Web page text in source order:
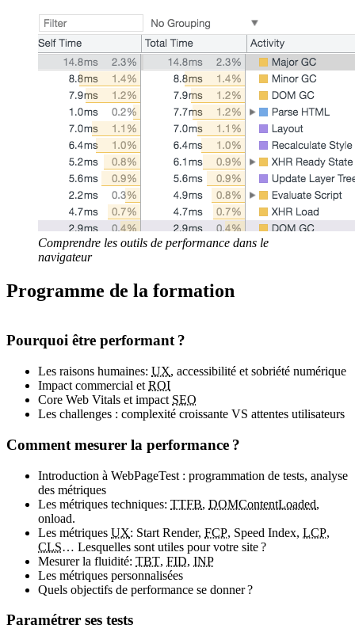
Comprendre les outils de performance dans le
navigateur
Programme de la formation
Pourquoi être performant ?
Les raisons humaines: UX, accessibilité et sobriété numérique
Impact commercial et ROI
Core Web Vitals et impact SEO
Les challenges : complexité croissante VS attentes utilisateurs
Comment mesurer la performance ?
Introduction à WebPageTest : programmation de tests, analyse
des métriques
Les métriques techniques: TTFB, DOMContentLoaded,
onload.
Les métriques UX: Start Render, FCP, Speed Index, LCP,
CLS… Lesquelles sont utiles pour votre site ?
Mesurer la fluidité: TBT, FID, INP
Les métriques personnalisées
Quels objectifs de performance se donner ?
Paramétrer ses tests